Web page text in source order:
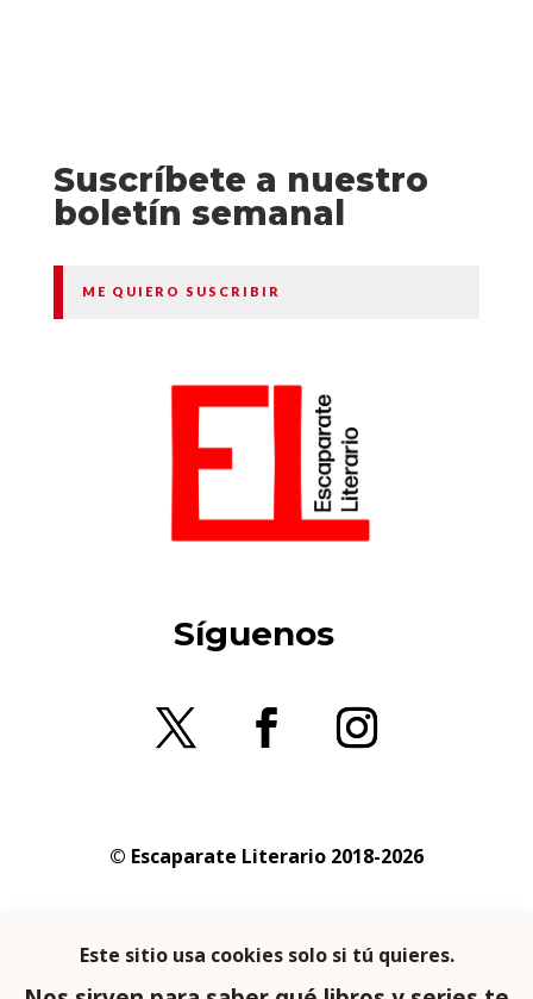
Suscríbete a nuestro
boletín semanal
ME QUIERO SUSCRIBIR
Síguenos
© Escaparate Literario 2018-2026
privacidad